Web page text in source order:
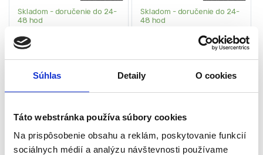
Súhlas Detaily O cookies
Táto webstránka používa súbory cookies
Na prispôsobenie obsahu a reklám, poskytovanie funkcií
sociálnych médií a analýzu návštevnosti používame
Skladom - doručenie do 24-
48 hod
Výkon motora: 3,5 kW
Dĺžka lišty: 650 mm
Kapacita palivovej nádrže: 0,6 litra
výstavné kusy sú pripravené na
okamžité použitie. Pre zabezpečenie
maximálnej ochrany a kvality tovaru
(74,80€bez DPH)
★ ★★★★
Skladom - doručenie do 24-
48 hod
Tlak prívodného plynu: 2,5 bar
Max spotreba plynu: 5,8 kg/h
výstavné kusy sú pripravené na
okamžité použitie. Pre zabezpečenie
maximálnej ochrany a kvality tovaru
(113,01€bez DPH)
★★ ★★★